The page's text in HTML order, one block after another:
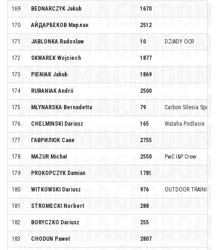
169 BEDNARCZYK Jakub 1670
170 АЙДАРБЕКОВ Мирлан 2512
171 JABLONKA Radoslaw 10 DZIADY OCR
172 SKWAREK Wojciech 1877
173 PIENIAK Jakub 1869
174 RUBANIAK Andrii 2500
175 MŁYNARSKA Bernadetta 79 Carbon Silesia Sport
176 CHELMINSKI Dariusz 165 Wataha Podlasie
177 ГАВРИЛЮК Саня 2755
178 MAZUR Michał 2550 PwC I&P Crew
179 PROKOPCZYK Damian 1781
180 WITKOWSKI Dariusz 976 OUTDOOR TRAINING
181 STROMECKI Norbert 288
182 BORYCZKO Dariusz 255
183 CHODUN Paweł 2807